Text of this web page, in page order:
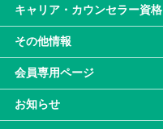
キャリア・カウンセラー資格
その他情報
会員専⽤ページ
お知らせ